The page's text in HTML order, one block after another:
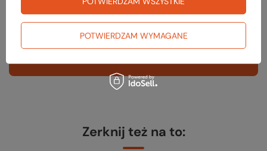
czy masz wszystko
TWOJA LISTA SPRZĘTOWA
Zerknij też na to:
POTWIERDZAM WYMAGANE